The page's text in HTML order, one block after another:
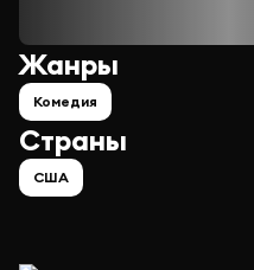
Страны
США
Жанры
Комедия